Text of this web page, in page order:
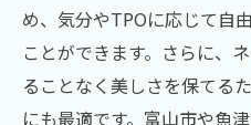
め、気分やTPOに応じて自
ことができます。さらに、
ることなく美しさを保てる
にも最適です。富山市や魚